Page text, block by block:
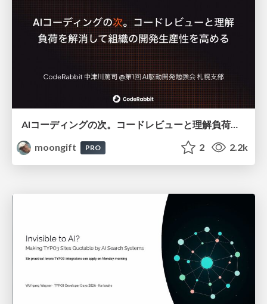
AIコーディングの次。コードレビューと理解負荷を解消して組織の開発生産性を高める
moongift
PRO 2 2.2k